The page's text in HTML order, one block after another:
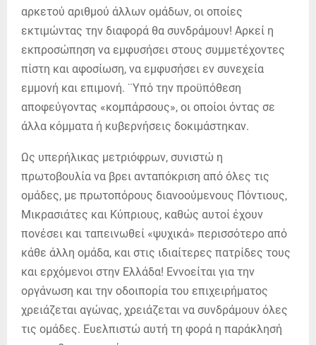
αρκετού αριθμού άλλων ομάδων, οι οποίες
εκτιμώντας την διαφορά θα συνδράμουν! Αρκεί η
εκπροσώπηση να εμφυσήσει στους συμμετέχοντες
πίστη και αφοσίωση, να εμφυσήσει εν συνεχεία
εμμονή και επιμονή. ¨Υπό την προϋπόθεση
αποφεύγοντας «κομπάρσους», οι οποίοι όντας σε
άλλα κόμματα ή κυβερνήσεις δοκιμάστηκαν.
Ως υπερήλικας μετριόφρων, συνιστώ η
πρωτοβουλία να βρει ανταπόκριση από όλες τις
ομάδες, με πρωτοπόρους διανοούμενους Πόντιους,
Μικρασιάτες και Κύπριους, καθώς αυτοί έχουν
πονέσει και ταπεινωθεί «ψυχικά» περισσότερο από
κάθε άλλη ομάδα, και στις ιδιαίτερες πατρίδες τους
και ερχόμενοι στην Ελλάδα! Εννοείται για την
οργάνωση και την οδοιπορία του επιχειρήματος
χρειάζεται αγώνας, χρειάζεται να συνδράμουν όλες
τις ομάδες. Ευελπιστώ αυτή τη φορά η παράκλησή